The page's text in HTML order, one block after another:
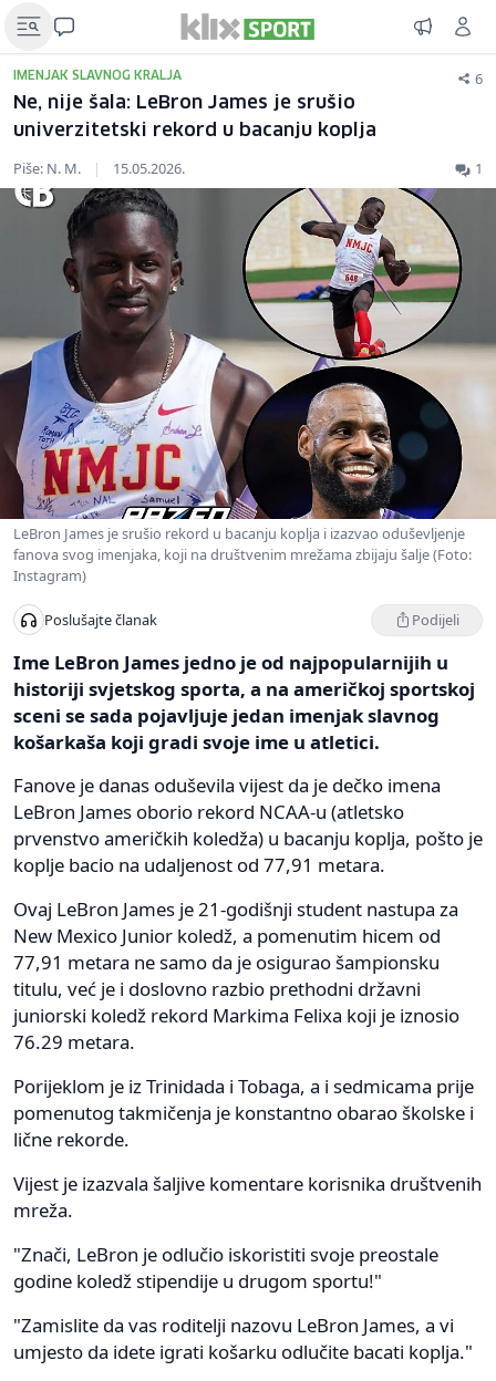
IMENJAK SLAVNOG KRALJA 6
Ne, nije šala: LeBron James je srušio
univerzitetski rekord u bacanju koplja
Piše: N. M. | 15.05.2026. 1
LeBron James je srušio rekord u bacanju koplja i izazvao oduševljenje
fanova svog imenjaka, koji na društvenim mrežama zbijaju šalje (Foto:
Instagram)
Poslušajte članak Podijeli
Ime LeBron James jedno je od najpopularnijih u
historiji svjetskog sporta, a na američkoj sportskoj
sceni se sada pojavljuje jedan imenjak slavnog
košarkaša koji gradi svoje ime u atletici.
Fanove je danas oduševila vijest da je dečko imena
LeBron James oborio rekord NCAA-u (atletsko
prvenstvo američkih koledža) u bacanju koplja, pošto je
koplje bacio na udaljenost od 77,91 metara.
Ovaj LeBron James je 21-godišnji student nastupa za
New Mexico Junior koledž, a pomenutim hicem od
77,91 metara ne samo da je osigurao šampionsku
titulu, već je i doslovno razbio prethodni državni
juniorski koledž rekord Markima Felixa koji je iznosio
76.29 metara.
Porijeklom je iz Trinidada i Tobaga, a i sedmicama prije
pomenutog takmičenja je konstantno obarao školske i
lične rekorde.
Vijest je izazvala šaljive komentare korisnika društvenih
mreža.
"Znači, LeBron je odlučio iskoristiti svoje preostale
godine koledž stipendije u drugom sportu!"
"Zamislite da vas roditelji nazovu LeBron James, a vi
umjesto da idete igrati košarku odlučite bacati koplja."